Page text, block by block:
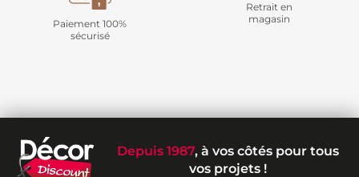
Paiement 100%
sécurisé
Retrait en
magasin
Depuis 1987, à vos côtés pour tous
vos projets !